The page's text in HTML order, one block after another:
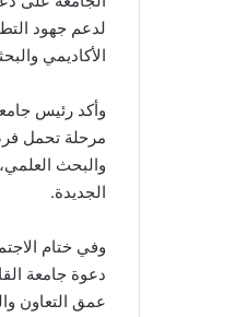
لدعم جهود
الأكاديمي
وأكد رئيس
مرحلة تحمل
الجديدة.
وفي ختام
دعوة جامعة
عمق التعاون